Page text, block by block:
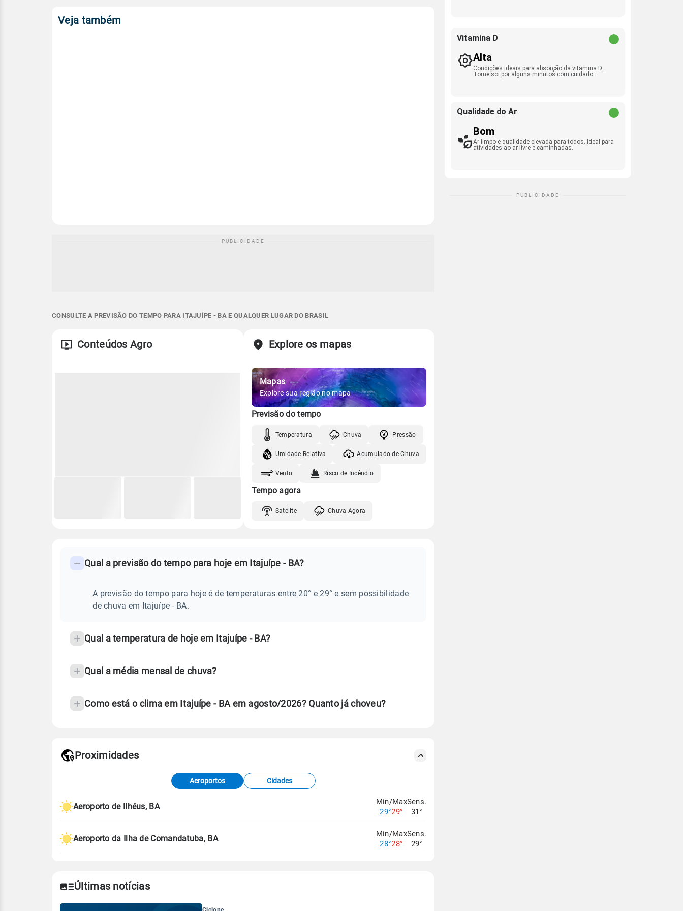
Veja também
CONSULTE A PREVISÃO DO TEMPO PARA ITAJUÍPE - BA E QUALQUER LUGAR DO BRASIL
Conteúdos Agro Explore os mapas
Mapas
Explore sua região no mapa
Previsão do tempo
Temperatura Chuva Pressão
Umidade Relativa Acumulado de Chuva
Vento Risco de Incêndio
Tempo agora
Satélite Chuva Agora
PREVISÃO
frequentes
temperatura
Qual a previsão do tempo para hoje em Itajuípe - BA?
A previsão do tempo para hoje é de temperaturas entre 20° e 29° e sem possibilidade
de chuva em Itajuípe - BA.
Qual a temperatura de hoje em Itajuípe - BA?
Qual a média mensal de chuva?
Como está o clima em Itajuípe - BA em agosto/2026? Quanto já choveu?
de Tempo e Estudos Climáticos (CPTEC).
Proximidades
Aeroportos Cidades
Aeroporto de Ilhéus, BA
Mín/Max
29°29°
Sens.
31°
Aeroporto da Ilha de Comandatuba, BA
Mín/Max
28°28°
Sens.
29°
Últimas notícias
Vitamina D
Alta
Condições ideais para absorção da vitamina D.
Tome sol por alguns minutos com cuidado.
Qualidade do Ar
Bom
Ar limpo e qualidade elevada para todos. Ideal para
atividades ao ar livre e caminhadas.